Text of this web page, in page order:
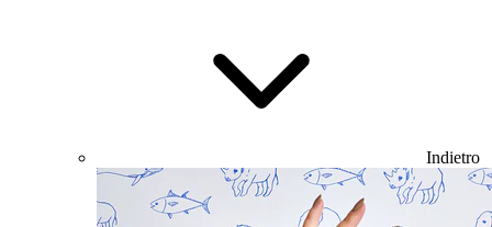
Indietro